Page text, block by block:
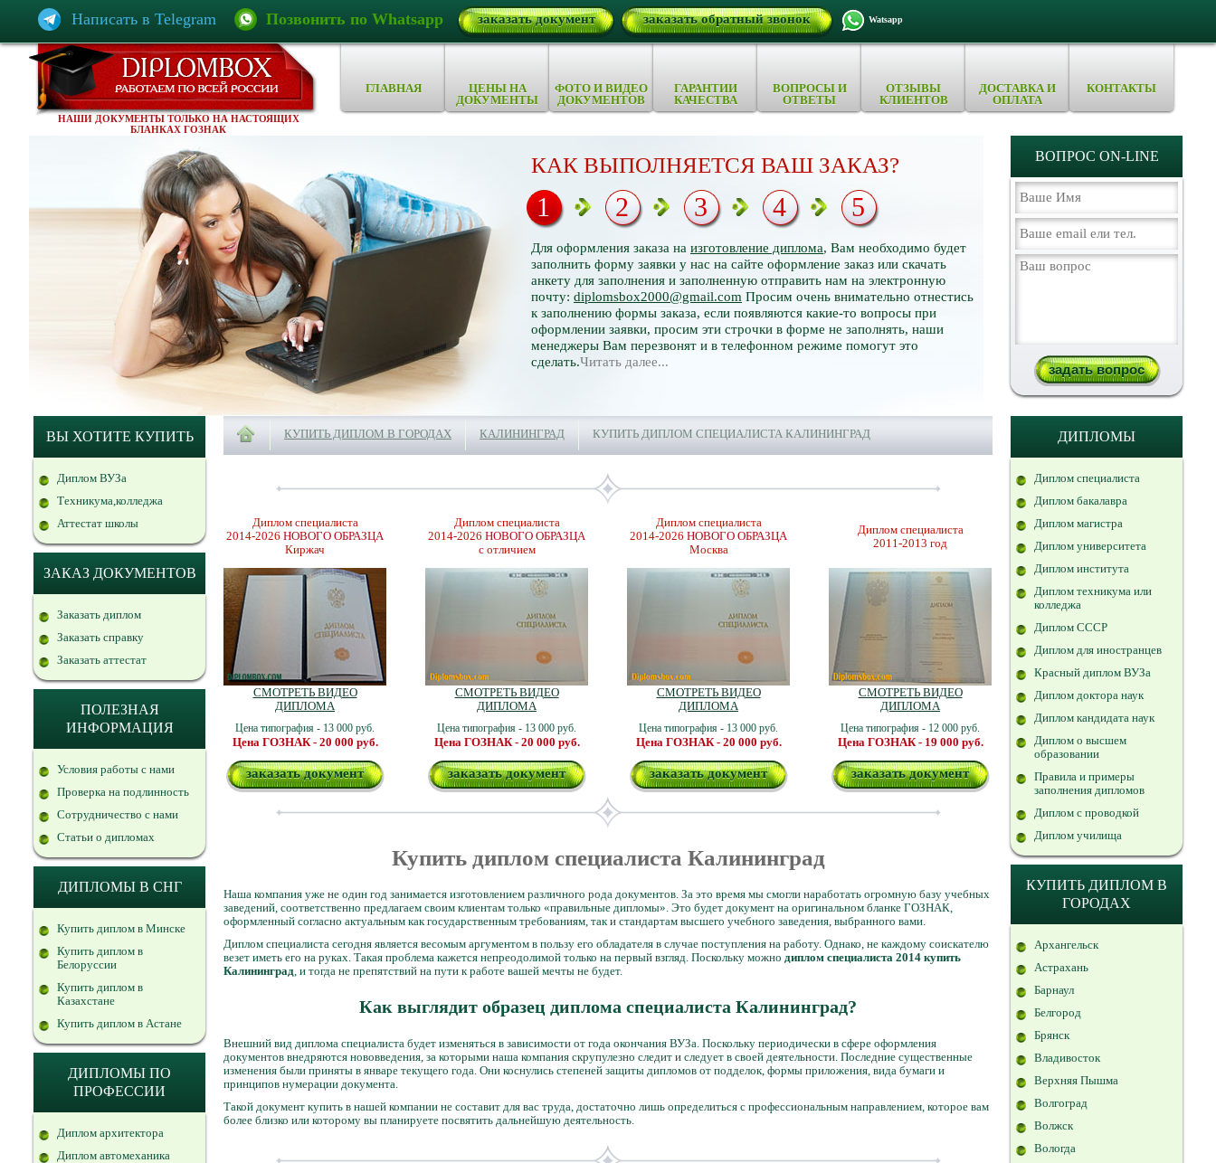
Написать в Telegram Позвонить по Whatsapp заказать документ заказать обратный звонок Watsapp
НАШИ ДОКУМЕНТЫ ТОЛЬКО НА НАСТОЯЩИХ
БЛАНКАХ ГОЗНАК
ГЛАВНАЯ
ЦЕНЫ НА
ДОКУМЕНТЫ
ФОТО И ВИДЕО
ДОКУМЕНТОВ
ГАРАНТИИ
КАЧЕСТВА
ВОПРОСЫ И
ОТВЕТЫ
ОТЗЫВЫ
КЛИЕНТОВ
ДОСТАВКА И
ОПЛАТА
КОНТАКТЫ
КАК ВЫПОЛНЯЕТСЯ ВАШ ЗАКАЗ?
Для оформления заказа на изготовление диплома, Вам необходимо будет
заполнить форму заявки у нас на сайте оформление заказ или скачать
анкету для заполнения и заполненную отправить нам на электронную
почту: diplomsbox2000@gmail.com Просим очень внимательно отнестись
к заполнению формы заказа, если появляются какие-то вопросы при
оформлении заявки, просим эти строчки в форме не заполнять, наши
менеджеры Вам перезвонят и в телефонном режиме помогут это
сделать.Читать далее...
1 2 3 4 5
ВОПРОС ON-LINE
ВЫ ХОТИТЕ КУПИТЬ
Диплом ВУЗа
Техникума,колледжа
Аттестат школы
ЗАКАЗ ДОКУМЕНТОВ
Заказать диплом
Заказать справку
Заказать аттестат
ПОЛЕЗНАЯ
ИНФОРМАЦИЯ
Условия работы с нами
Проверка на подлинность
Сотрудничество с нами
Статьи о дипломах
ДИПЛОМЫ В СНГ
Купить диплом в Минске
Купить диплом в
Белоруссии
Купить диплом в
Казахстане
Купить диплом в Астане
ДИПЛОМЫ ПО
ПРОФЕССИИ
Диплом архитектора
Диплом автомеханика
КУПИТЬ ДИПЛОМ В ГОРОДАХ КАЛИНИНГРАД КУПИТЬ ДИПЛОМ СПЕЦИАЛИСТА КАЛИНИНГРАД
Диплом специалиста
2014-2026 НОВОГО ОБРАЗЦА
Киржач
СМОТРЕТЬ ВИДЕО
ДИПЛОМА
Цена типография - 13 000 руб.
Цена ГОЗНАК - 20 000 руб.
заказать документ
Диплом специалиста
2014-2026 НОВОГО ОБРАЗЦА
с отличием
СМОТРЕТЬ ВИДЕО
ДИПЛОМА
Цена типография - 13 000 руб.
Цена ГОЗНАК - 20 000 руб.
заказать документ
Диплом специалиста
2014-2026 НОВОГО ОБРАЗЦА
Москва
СМОТРЕТЬ ВИДЕО
ДИПЛОМА
Цена типография - 13 000 руб.
Цена ГОЗНАК - 20 000 руб.
заказать документ
Диплом специалиста
2011-2013 год
СМОТРЕТЬ ВИДЕО
ДИПЛОМА
Цена типография - 12 000 руб.
Цена ГОЗНАК - 19 000 руб.
заказать документ
Купить диплом специалиста Калининград
Наша компания уже не один год занимается изготовлением различного рода документов. За это время мы смогли наработать огромную базу учебных
заведений, соответственно предлагаем своим клиентам только «правильные дипломы». Это будет документ на оригинальном бланке ГОЗНАК,
оформленный согласно актуальным как государственным требованиям, так и стандартам высшего учебного заведения, выбранного вами.
Диплом специалиста сегодня является весомым аргументом в пользу его обладателя в случае поступления на работу. Однако, не каждому соискателю
везет иметь его на руках. Такая проблема кажется непреодолимой только на первый взгляд. Поскольку можно диплом специалиста 2014 купить
Калининград, и тогда не препятствий на пути к работе вашей мечты не будет.
Как выглядит образец диплома специалиста Калининград?
Внешний вид диплома специалиста будет изменяться в зависимости от года окончания ВУЗа. Поскольку периодически в сфере оформления
документов внедряются нововведения, за которыми наша компания скрупулезно следит и следует в своей деятельности. Последние существенные
изменения были приняты в январе текущего года. Они коснулись степеней защиты дипломов от подделок, формы приложения, вида бумаги и
принципов нумерации документа.
Такой документ купить в нашей компании не составит для вас труда, достаточно лишь определиться с профессиональным направлением, которое вам
более близко или которому вы планируете посвятить дальнейшую деятельность.
ДИПЛОМЫ
Диплом специалиста
Диплом бакалавра
Диплом магистра
Диплом университета
Диплом института
Диплом техникума или
колледжа
Диплом СССР
Диплом для иностранцев
Красный диплом ВУЗа
Диплом доктора наук
Диплом кандидата наук
Диплом о высшем
образовании
Правила и примеры
заполнения дипломов
Диплом с проводкой
Диплом училища
КУПИТЬ ДИПЛОМ В
ГОРОДАХ
Архангельск
Астрахань
Барнаул
Белгород
Брянск
Владивосток
Верхняя Пышма
Волгоград
Волжск
Вологда